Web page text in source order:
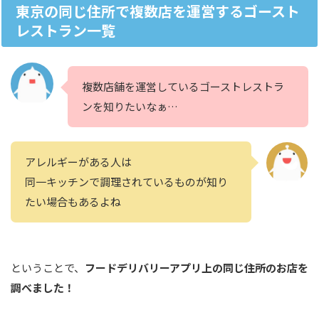
東京の同じ住所で複数店を運営するゴースト
レストラン一覧
複数店舗を運営しているゴーストレストラ
ンを知りたいなぁ…
アレルギーがある人は
同一キッチンで調理されているものが知り
たい場合もあるよね
ということで、 フードデリバリーアプリ上の同じ住所のお店を
調べました！